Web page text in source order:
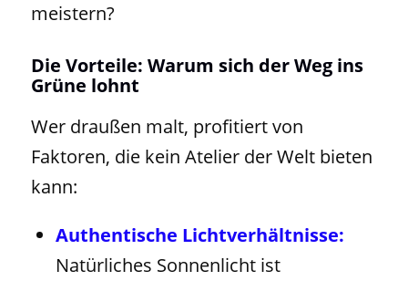
meistern?
Die Vorteile: Warum sich der Weg ins
Grüne lohnt
Wer draußen malt, profitiert von
Faktoren, die kein Atelier der Welt bieten
kann:
Authentische Lichtverhältnisse:
Natürliches Sonnenlicht ist